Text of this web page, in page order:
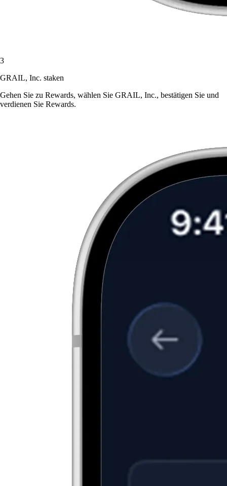
3
GRAIL, Inc. staken
Gehen Sie zu Rewards, wählen Sie GRAIL, Inc., bestätigen Sie und
verdienen Sie Rewards.